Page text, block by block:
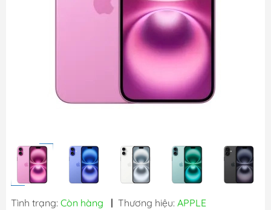
Tình trạng: Còn hàng | Thương hiệu: APPLE